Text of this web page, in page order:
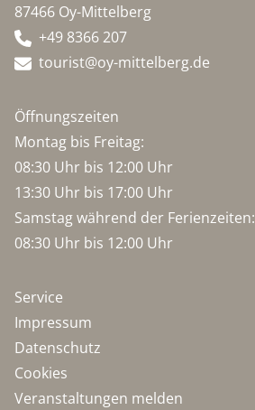
87466 Oy-Mittelberg
+49 8366 207
tourist@oy-mittelberg.de
Öffnungszeiten
Montag bis Freitag:
08:30 Uhr bis 12:00 Uhr
13:30 Uhr bis 17:00 Uhr
Samstag während der Ferienzeiten:
08:30 Uhr bis 12:00 Uhr
Service
Impressum
Datenschutz
Cookies
Veranstaltungen melden